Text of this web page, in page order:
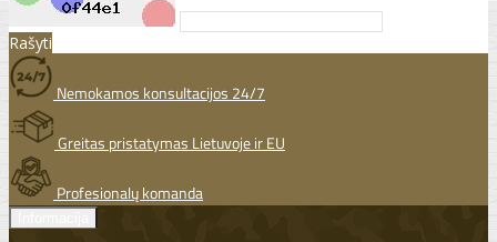
Rašyti
Nemokamos konsultacijos 24/7
Greitas pristatymas Lietuvoje ir EU
Profesionalų komanda